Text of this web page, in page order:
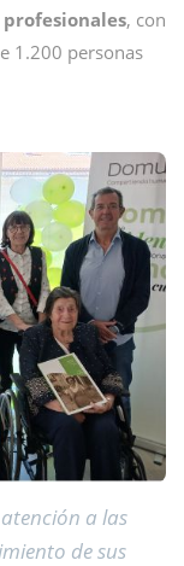
, con
1.200 personas
a las
de sus